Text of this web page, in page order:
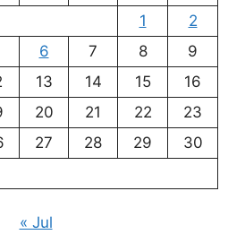
1
2
6 7 8
9
13 14 15
16
20 21 22
23
27 28 29
30
« Jul